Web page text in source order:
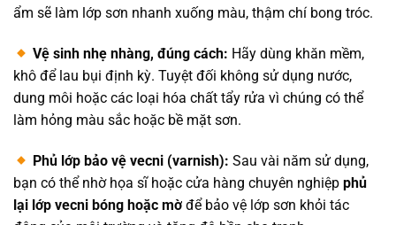
ẩm sẽ làm lớp sơn nhanh xuống màu, thậm chí bong tróc.
Vệ sinh nhẹ nhàng, đúng cách: Hãy dùng khăn mềm,
khô để lau bụi định kỳ. Tuyệt đối không sử dụng nước,
dung môi hoặc các loại hóa chất tẩy rửa vì chúng có thể
làm hỏng màu sắc hoặc bề mặt sơn.
Phủ lớp bảo vệ vecni (varnish): Sau vài năm sử dụng,
bạn có thể nhờ họa sĩ hoặc cửa hàng chuyên nghiệp phủ
lại lớp vecni bóng hoặc mờ để bảo vệ lớp sơn khỏi tác